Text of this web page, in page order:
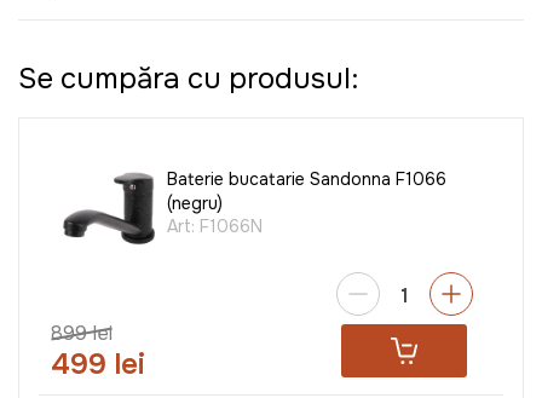
Se cumpăra cu produsul:
Baterie bucatarie Sandonna F1066
(negru)
Art: F1066N
899 lei
499 lei